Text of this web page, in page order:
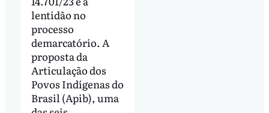
lentidão no
processo
demarcatório. A
proposta da
Articulação dos
Povos Indígenas do
Brasil (Apib), uma